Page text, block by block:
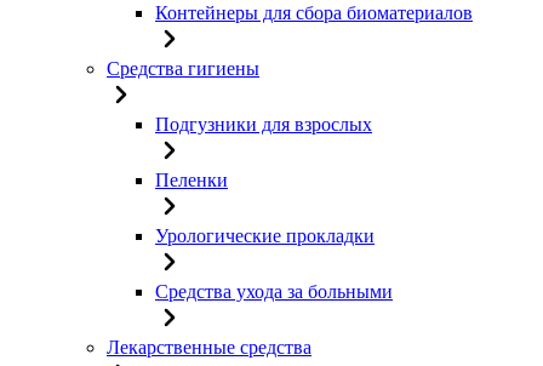
Контейнеры для сбора биоматериалов
Средства гигиены
Подгузники для взрослых
Пеленки
Урологические прокладки
Средства ухода за больными
Лекарственные средства